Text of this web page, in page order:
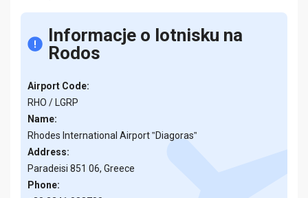
Informacje o lotnisku na
Rodos
Airport Code:
RHO / LGRP
Name:
Rhodes International Airport ‟Diagoras‟
Address:
Paradeisi 851 06, Greece
Phone: